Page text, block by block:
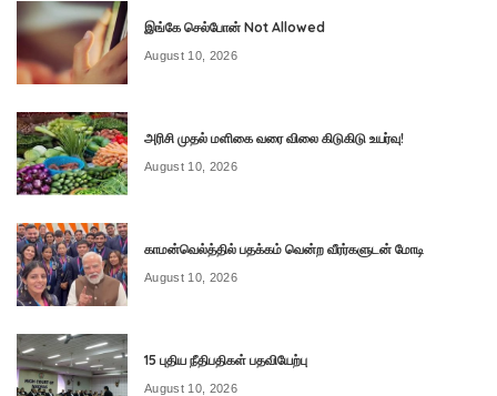
இங்கே செல்போன் Not Allowed
August 10, 2026
அரிசி முதல் மளிகை வரை விலை கிடுகிடு உயர்வு!
August 10, 2026
காமன்வெல்த்தில் பதக்கம் வென்ற வீரர்களுடன் மோடி
August 10, 2026
15 புதிய நீதிபதிகள் பதவியேற்பு
August 10, 2026